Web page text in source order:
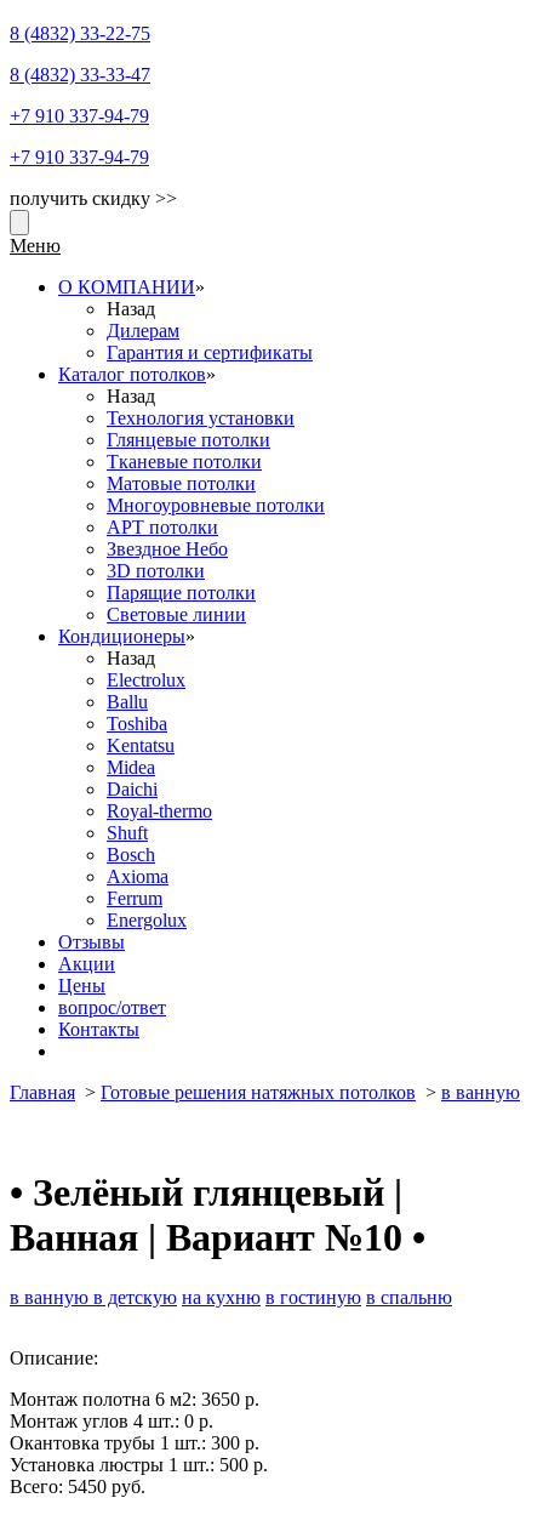
8 (4832) 33-22-75
8 (4832) 33-33-47
+7 910 337-94-79
+7 910 337-94-79
получить скидку >>
Меню
О КОМПАНИИ»
Назад
Дилерам
Гарантия и сертификаты
Каталог потолков»
Назад
Технология установки
Глянцевые потолки
Тканевые потолки
Матовые потолки
Многоуровневые потолки
АРТ потолки
Звездное Небо
3D потолки
Парящие потолки
Световые линии
Кондиционеры»
Назад
Electrolux
Ballu
Toshiba
Kentatsu
Midea
Daichi
Royal-thermo
Shuft
Bosch
Axioma
Ferrum
Energolux
Отзывы
Акции
Цены
вопрос/ответ
Контакты
Главная > Готовые решения натяжных потолков > в ванную
• Зелёный глянцевый |
Ванная | Вариант №10 •
в ванную в детскую на кухню в гостиную в спальню
Описание:
Монтаж полотна 6 м2: 3650 р.
Монтаж углов 4 шт.: 0 р.
Окантовка трубы 1 шт.: 300 р.
Установка люстры 1 шт.: 500 р.
Всего: 5450 руб.